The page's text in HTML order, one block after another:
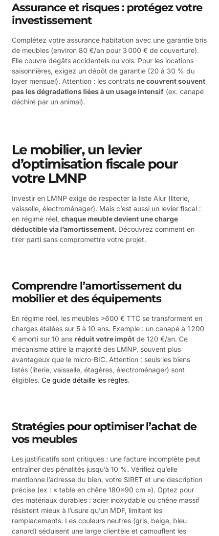
Assurance et risques : protégez votre
investissement
Complétez votre assurance habitation avec une garantie bris
de meubles (environ 80 €/an pour 3 000 € de couverture).
Elle couvre dégâts accidentels ou vols. Pour les locations
saisonnières, exigez un dépôt de garantie (20 à 30 % du
loyer mensuel). Attention : les contrats ne couvrent souvent
pas les dégradations liées à un usage intensif (ex. canapé
déchiré par un animal).
Le mobilier, un levier
d’optimisation fiscale pour
votre LMNP
Investir en LMNP exige de respecter la liste Alur (literie,
vaisselle, électroménager). Mais c’est aussi un levier fiscal :
en régime réel, chaque meuble devient une charge
déductible via l’amortissement. Découvrez comment en
tirer parti sans compromettre votre projet.
Comprendre l’amortissement du
mobilier et des équipements
En régime réel, les meubles >600 € TTC se transforment en
charges étalées sur 5 à 10 ans. Exemple : un canapé à 1 200
€ amorti sur 10 ans réduit votre impôt de 120 €/an. Ce
mécanisme attire la majorité des LMNP, souvent plus
avantageux que le micro-BIC. Attention : seuls les biens
listés (literie, vaisselle, étagères, électroménager) sont
éligibles. Ce guide détaille les règles.
Stratégies pour optimiser l’achat de
vos meubles
Les justificatifs sont critiques : une facture incomplète peut
entraîner des pénalités jusqu’à 10 %. Vérifiez qu’elle
mentionne l’adresse du bien, votre SIRET et une description
précise (ex : « table en chêne 180×90 cm »). Optez pour
des matériaux durables : acier inoxydable ou chêne massif
résistent mieux à l’usure qu’un MDF, limitant les
remplacements. Les couleurs neutres (gris, beige, bleu
canard) séduisent une large clientèle et camouflent les